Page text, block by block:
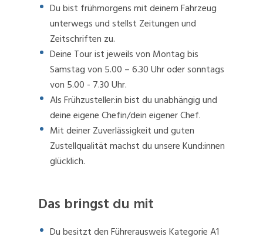
Du bist frühmorgens mit deinem Fahrzeug
unterwegs und stellst Zeitungen und
Zeitschriften zu.
Deine Tour ist jeweils von Montag bis
Samstag von 5.00 – 6.30 Uhr oder sonntags
von 5.00 - 7.30 Uhr.
Als Frühzusteller:in bist du unabhängig und
deine eigene Chefin/dein eigener Chef.
Mit deiner Zuverlässigkeit und guten
Zustellqualität machst du unsere Kund:innen
glücklich.
Das bringst du mit
Du besitzt den Führerausweis Kategorie A1